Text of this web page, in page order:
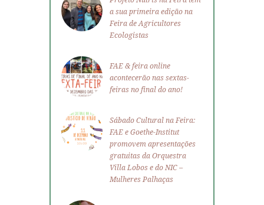
a sua primeira edição na
Feira de Agricultores
Ecologistas
FAE & feira online
acontecerão nas sextas-
feiras no final do ano!
Sábado Cultural na Feira:
FAE e Goethe-Institut
promovem apresentações
gratuitas da Orquestra
Villa Lobos e do NIC –
Mulheres Palhaças